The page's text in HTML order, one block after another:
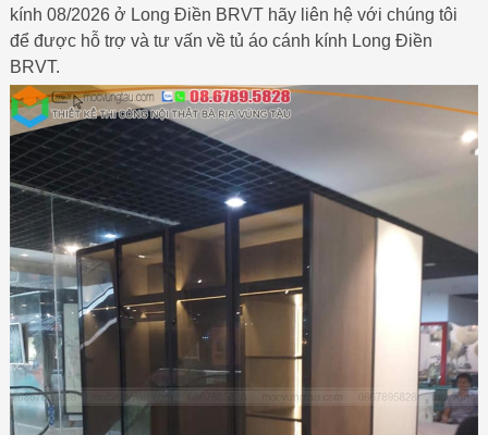
kính 08/2026 ở Long Điền BRVT hãy liên hệ với chúng tôi
để được hỗ trợ và tư vấn về tủ áo cánh kính Long Điền
BRVT.